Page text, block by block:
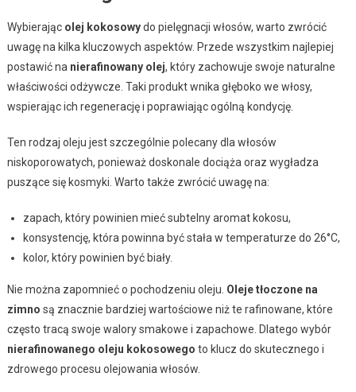
Wybierając olej kokosowydo pielęgnacji włosów, warto zwrócić
uwagę na kilka kluczowych aspektów. Przede wszystkim najlepiej
postawić na nierafinowany olej, który zachowuje swoje naturalne
właściwości odżywcze. Taki produkt wnika głęboko we włosy,
wspierając ich regenerację i poprawiając ogólną kondycję.
Ten rodzaj oleju jest szczególnie polecany dla włosów
niskoporowatych, ponieważ doskonale dociąża oraz wygładza
puszące się kosmyki. Warto także zwrócić uwagę na:
zapach, który powinien mieć subtelny aromat kokosu,
konsystencję, która powinna być stała w temperaturze do 26°C,
kolor, który powinien być biały.
Nie można zapomnieć o pochodzeniu oleju. Oleje tłoczone na
zimno są znacznie bardziej wartościowe niż te rafinowane, które
często tracą swoje walory smakowe i zapachowe. Dlatego wybór
nierafinowanego oleju kokosowego to klucz do skutecznego i
zdrowego procesu olejowania włosów.